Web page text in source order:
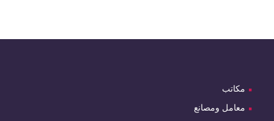
مكاتب
معامل ومصانع